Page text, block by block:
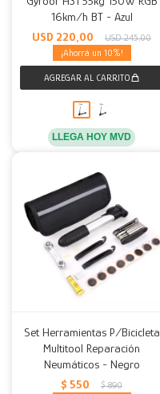
16km/h BT - Azul
USD 220,00 USD 245,00
10
LLEGA HOY MVD
Set Herramientas P/Bicicleta
Multitool Reparación
Neumáticos - Negro
$ 550 $ 890
Mesas
Calefactores
Acolchados y Frazadas
Fundas
Decoración
Accesorios para el hogar
Herramientas
Accesorios
Muebles Infantiles